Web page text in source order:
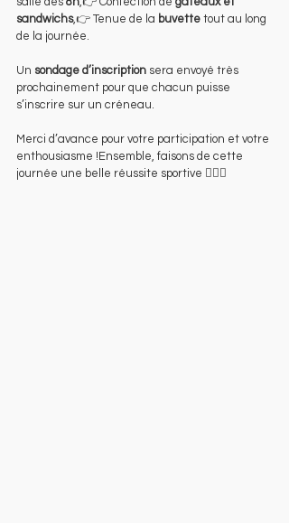
sandwichs,👉 Tenue de la buvette tout au long
de la journée.
Un sondage d’inscription sera envoyé très
prochainement pour que chacun puisse
s’inscrire sur un créneau.
Merci d’avance pour votre participation et votre
enthousiasme !Ensemble, faisons de cette
journée une belle réussite sportive 🤸‍♀️✨